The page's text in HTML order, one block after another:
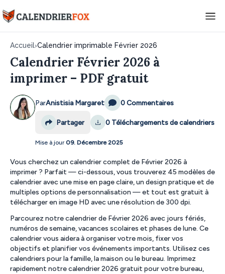
Accueil›Calendrier imprimable Février 2026
Calendrier Février 2026 à
imprimer – PDF gratuit
ParAnistisia Margaret 0 Commentaires
Partager 0 Téléchargements de calendriers
Mise à jour 09. Décembre 2025
Vous cherchez un calendrier complet de Février 2026 à
imprimer ? Parfait — ci-dessous, vous trouverez 45 modèles de
calendrier avec une mise en page claire, un design pratique et de
multiples options de personnalisation — et tout est gratuit à
télécharger en image HD avec une résolution de 300 dpi.
Parcourez notre calendrier de Février 2026 avec jours fériés,
numéros de semaine, vacances scolaires et phases de lune. Ce
calendrier vous aidera à organiser votre mois, fixer vos
objectifs et planifier vos événements importants. Utilisez ces
calendriers pour la famille, la maison ou le bureau. Imprimez
rapidement notre calendrier 2026 gratuit pour votre bureau,